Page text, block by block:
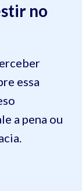
no
essa
a pena ou